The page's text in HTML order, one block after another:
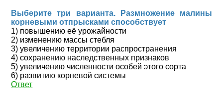
Выберите три варианта. Размножение малины
корневыми отпрысками способствует
1) повышению её урожайности
2) изменению массы стебля
3) увеличению территории распространения
4) сохранению наследственных признаков
5) увеличению численности особей этого сорта
6) развитию корневой системы
Ответ